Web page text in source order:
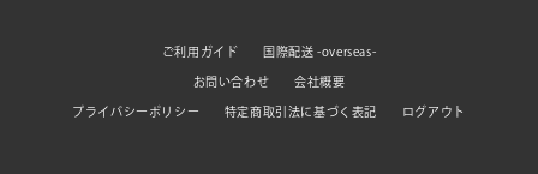
ご利用ガイド 国際配送 -overseas-
お問い合わせ 会社概要
プライバシーポリシー 特定商取引法に基づく表記 ログアウト